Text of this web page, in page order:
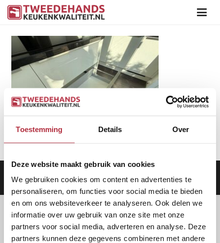
Toestemming Details Over
Deze website maakt gebruik van cookies
We gebruiken cookies om content en advertenties te
personaliseren, om functies voor social media te bieden
en om ons websiteverkeer te analyseren. Ook delen we
informatie over uw gebruik van onze site met onze
partners voor social media, adverteren en analyse. Deze
partners kunnen deze gegevens combineren met andere
Aanbod|Keukens|Levering|Garantie|Privacy Beleid